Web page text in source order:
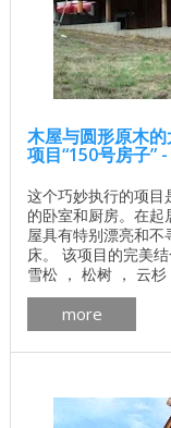
木屋与圆形原木的
项目“150号房子”
这个巧妙执行的项目
的卧室和厨房。在
屋具有特别漂亮和
床。 该项目的完美
雪松 ， 松树 ， 云
的价格 独立计算基
出价格 木屋的最佳
面图安大略省pdf下
廊细节 ...
more